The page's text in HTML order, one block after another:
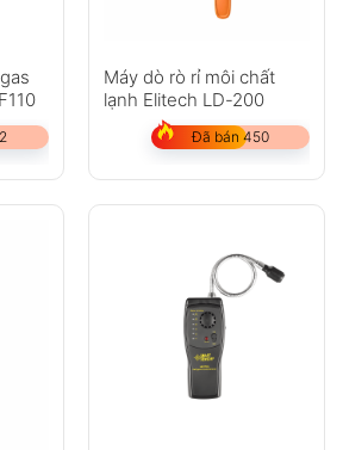
Máy dò rò rỉ môi chất
lạnh Elitech LD-200
Đã bán 450